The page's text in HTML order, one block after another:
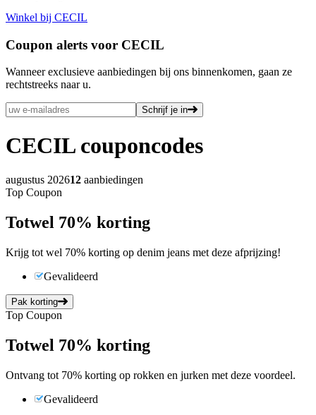
Winkel bij CECIL
Coupon alerts voor CECIL
Wanneer exclusieve aanbiedingen bij ons binnenkomen, gaan ze
rechtstreeks naar u.
Schrijf je in
CECIL couponcodes
augustus 202612 aanbiedingen
Top Coupon
Totwel 70% korting
Krijg tot wel 70% korting op denim jeans met deze afprijzing!
Gevalideerd
Pak korting
Top Coupon
Totwel 70% korting
Ontvang tot 70% korting op rokken en jurken met deze voordeel.
Gevalideerd